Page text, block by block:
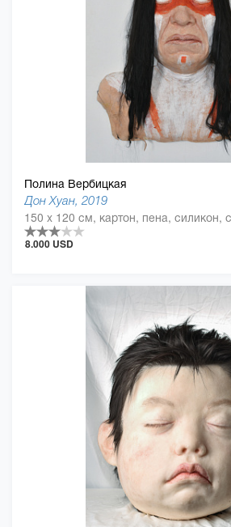
Полина Вербицкая
Дон Хуан, 2019
150 x 120 см, картон, пена, силикон,
8.000 USD